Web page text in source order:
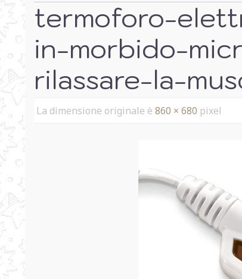
termoforo-
in-morbido-
rilassare-la-
La dimensione originale è 860 × 680 pixel